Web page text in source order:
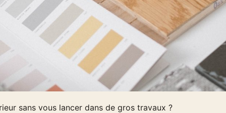
sans vous lancer dans de gros travaux ?